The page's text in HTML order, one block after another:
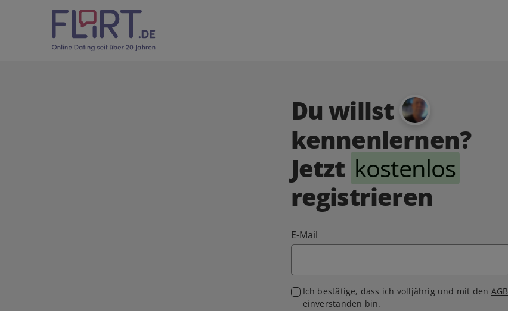
Du willst
kennenlernen?
Jetzt kostenlos
registrieren
E-Mail
Ich bestätige, dass ich volljährig und mit den AGB
einverstanden bin.